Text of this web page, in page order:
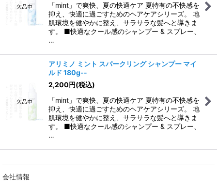
「mint」で爽快、夏の快適ケア 夏特有の不快感を
抑え、快適に過ごすためのヘアケアシリーズ。 地
肌環境を健やかに整え、サラサラな髪へと導きま
す。 ■快適なクール感のシャンプー & スプレー、
…
アリミノ ミント スパークリング シャンプー マイ
ルド 180g--
2,200円(税込)
「mint」で爽快、夏の快適ケア 夏特有の不快感を
抑え、快適に過ごすためのヘアケアシリーズ。 地
肌環境を健やかに整え、サラサラな髪へと導きま
す。 ■快適なクール感のシャンプー & スプレー、
…
会社情報